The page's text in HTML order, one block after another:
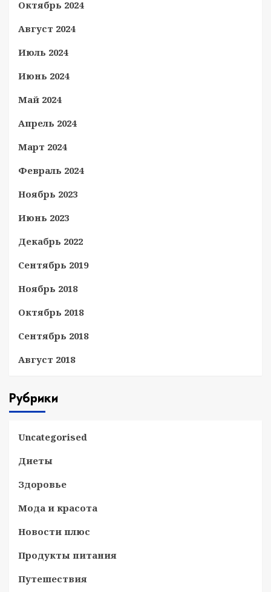
Октябрь 2024
Август 2024
Июль 2024
Июнь 2024
Май 2024
Апрель 2024
Март 2024
Февраль 2024
Ноябрь 2023
Июнь 2023
Декабрь 2022
Сентябрь 2019
Ноябрь 2018
Октябрь 2018
Сентябрь 2018
Август 2018
Рубрики
Uncategorised
Диеты
Здоровье
Мода и красота
Новости плюс
Продукты питания
Путешествия